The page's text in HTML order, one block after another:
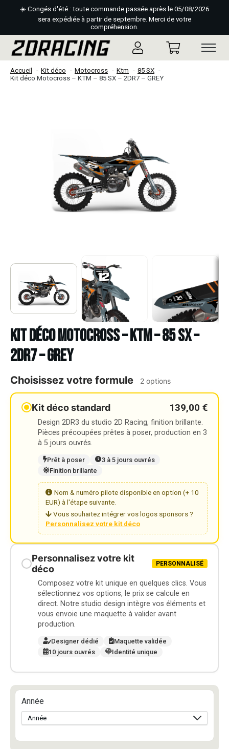
☀️ Congés d'été : toute commande passée après le 05/08/2026
sera expédiée à partir de septembre. Merci de votre
compréhension.
Accueil Kit déco Motocross Ktm
85 SX
Kit déco Motocross – KTM – 85 SX – 2DR7 – GREY
Kit déco Motocross – KTM – 85 SX –
2DR7 – GREY
Choisissez votre formule 2 options
Kit déco standard 139,00 €
Design 2DR3 du studio 2D Racing, finition brillante.
Pièces précoupées prêtes à poser, production en 3
à 5 jours ouvrés.
Prêt à poser
3 à 5 jours ouvrés
Finition brillante
Nom & numéro pilote disponible en option (+ 10
EUR) à l'étape suivante.
Vous souhaitez intégrer vos logos sponsors ?
Personnalisez votre kit déco
Personnalisez votre kit
déco
PERSONNALISÉ
Composez votre kit unique en quelques clics. Vous
sélectionnez vos options, le prix se calcule en
direct. Notre studio design intègre vos éléments et
vous envoie une maquette à valider avant
production.
Designer dédié
Maquette validée
10 jours ouvrés
Identité unique
Année